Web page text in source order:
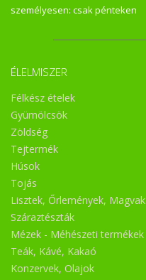
személyesen: csak pénteken
ÉLELMISZER
Félkész ételek
Gyümölcsök
Zöldség
Tejtermék
Húsok
Tojás
Lisztek, Őrlemények, Magvak
Száraztészták
Mézek - Méhészeti termékek
Teák, Kávé, Kakaó
Konzervek, Olajok